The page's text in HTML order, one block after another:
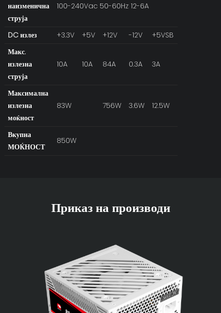
наизменична
струја
100-240Vac 50-60Hz 12-6A
DC излез +3.3V +5V +12V -12V
+5VSB
Макс.
излезна
струја
10A 10A 84A 0.3A 3A
Максимална
излезна
моќност
83W 756W 3.6W 12.5W
Вкупна
МОЌНОСТ
850W
Приказ на производи